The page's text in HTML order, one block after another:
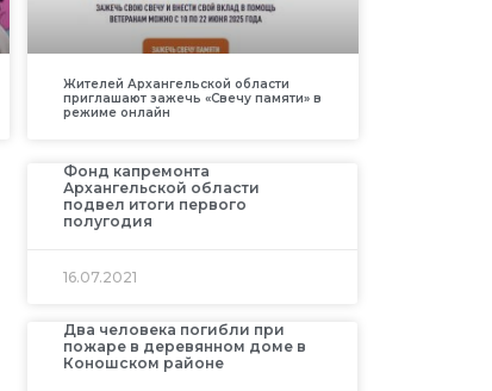
Жителей Архангельской области
приглашают зажечь «Свечу памяти» в
режиме онлайн
Фонд капремонта
Архангельской области
подвел итоги первого
полугодия
16.07.2021
Два человека погибли при
пожаре в деревянном доме в
Коношском районе